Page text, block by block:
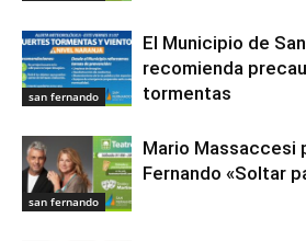
san fernando
El Municipio de
recomienda
tormentas
san fernando
Mario Massaccesi
Fernando «Soltar